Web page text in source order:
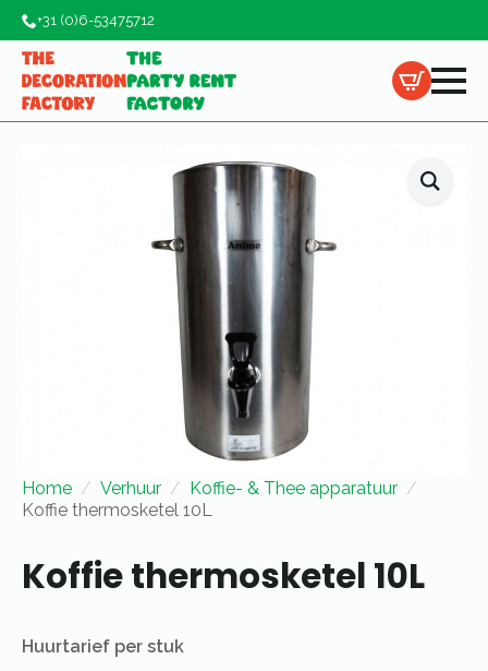
+31 (0)6-53475712
Home Verhuur
Koffie- & Thee apparatuur
Koffie thermosketel 10L
Koffie thermosketel 10L
Huurtarief per stuk